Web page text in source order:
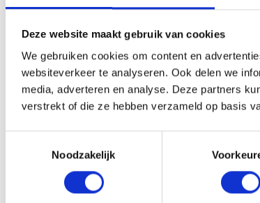
Deze website maakt gebruik van cookies
We gebruiken cookies om content en
websiteverkeer te analyseren. Ook delen we
media, adverteren en analyse. Deze partners
verstrekt of die ze hebben verzameld op basis
Noodzakelijk
Bekijk ook andere